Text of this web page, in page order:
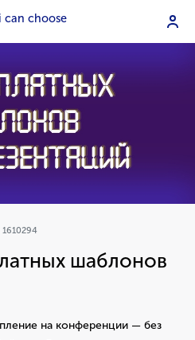
i can choose
1610294
шаблонов
на конференции — без